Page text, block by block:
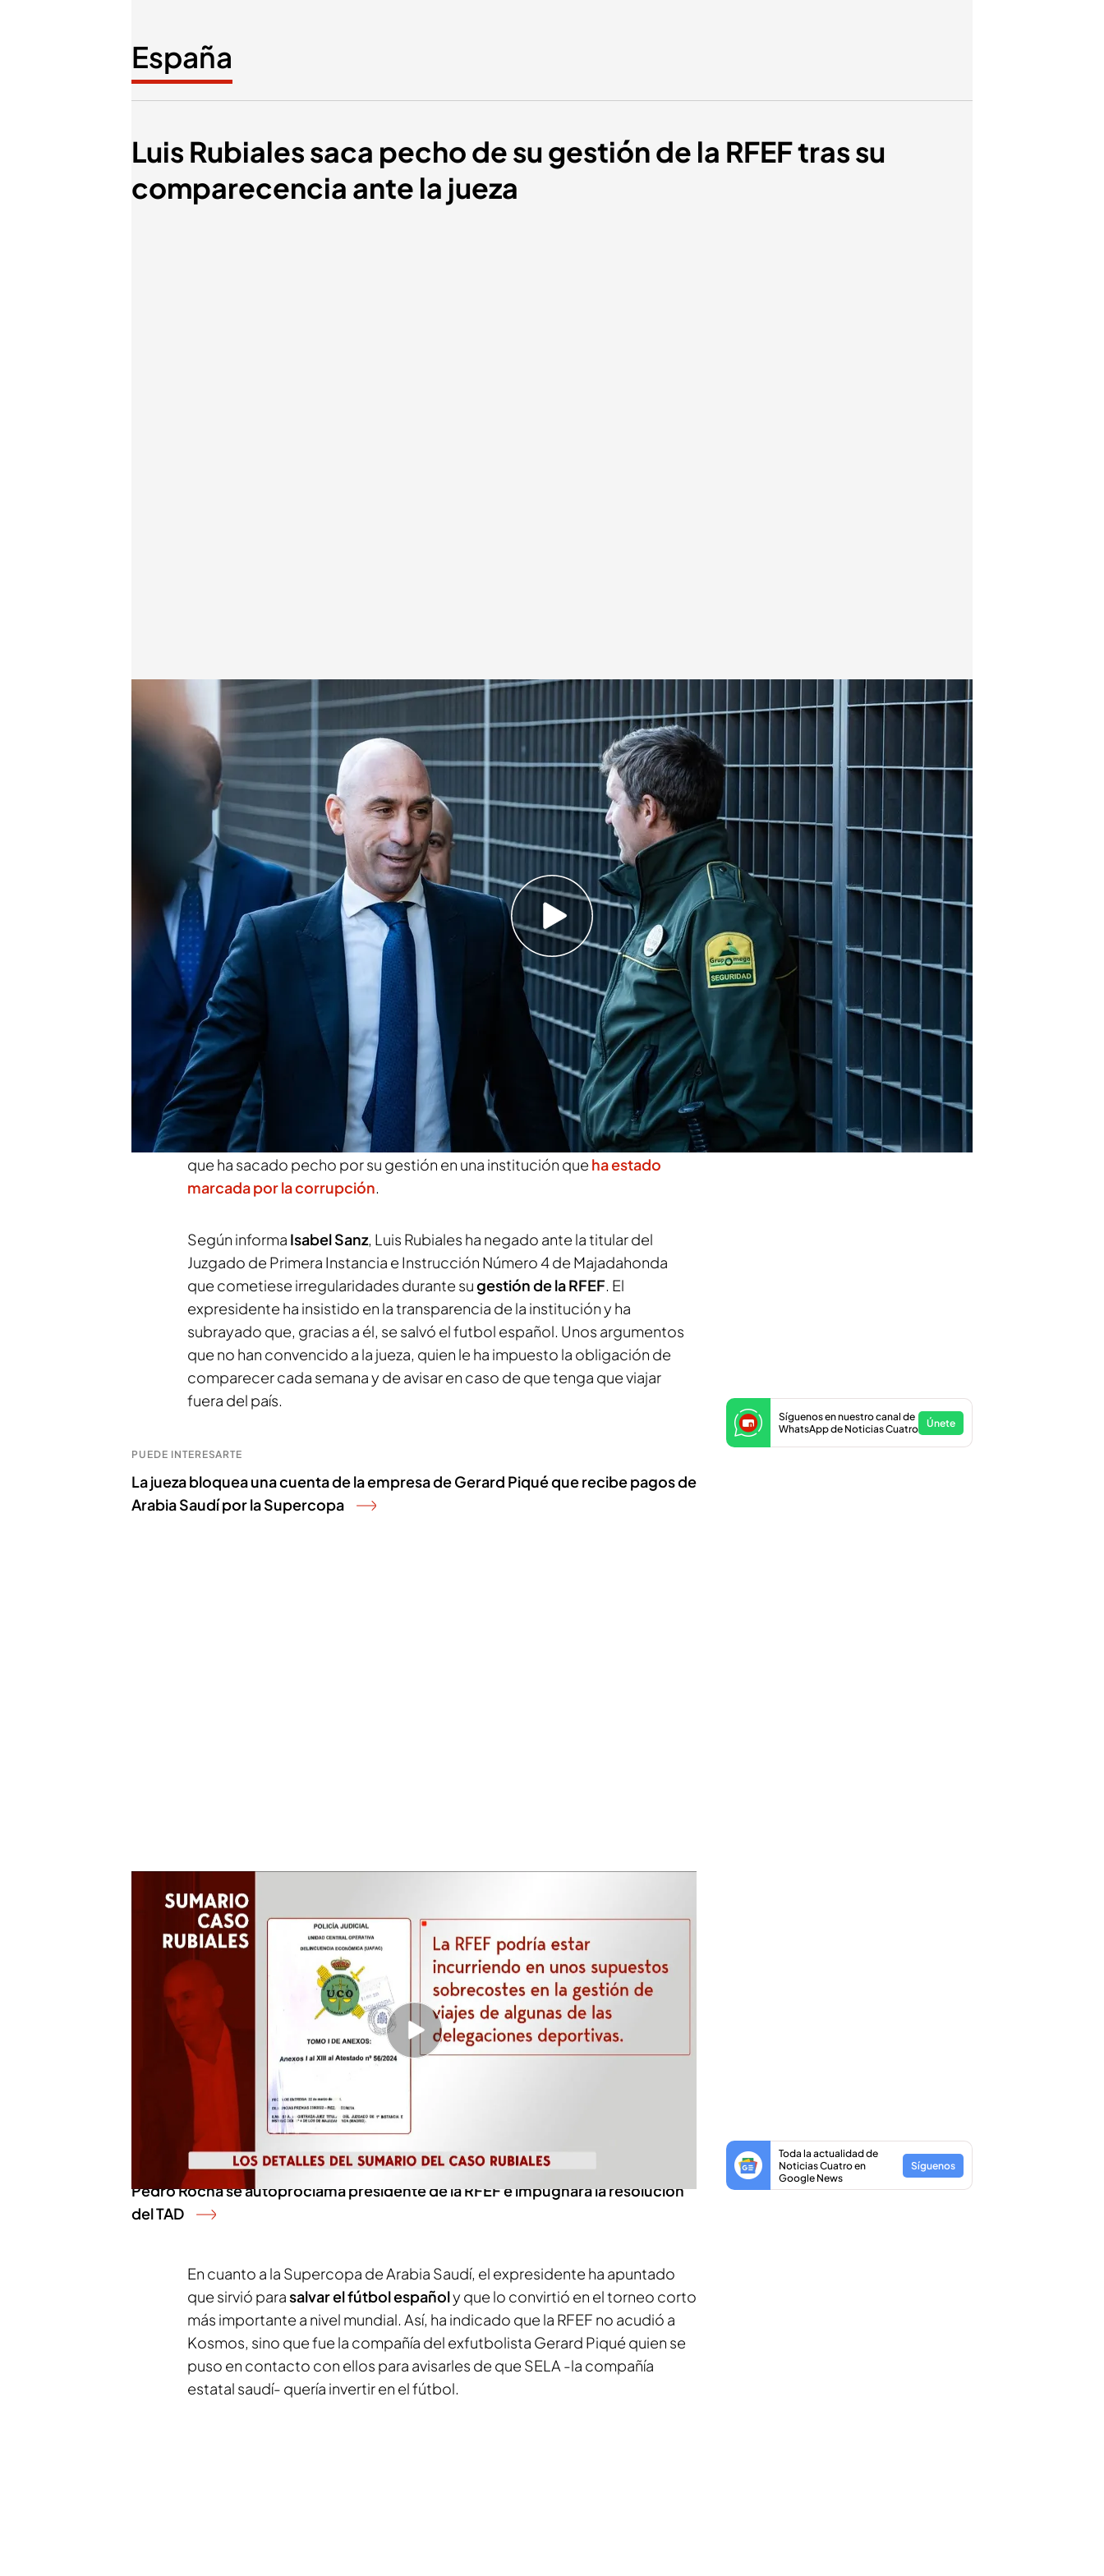
España
Luis Rubiales saca pecho de su gestión de la RFEF tras su
comparecencia ante la jueza
Luis Rubiales comparece ante la jueza durante cuatro horas
Redacción digital Noticias Cuatro Europa Press
29 ABR 2024 - 15:27h.
Luis Rubiales ha negado que cometiese irregularidades durante su
gestión de la RFEF
El expresidente ha apuntado que la Supercopa de Arabia Saudí sirvió
para salvar el fútbol español
Pedro Rocha, de testigo a imputado en el caso Rubiales: ¿seguirá
siendo candidato a presidir la RFEF?
Compartir
El expresidente de la Real Federación Española de Fútbol (RFEF),Luis
Rubiales
,ha comparecidoante la jueza
por la trama de corrupción que
ocurrió durante su gestión de la Federación y en la que
la UCO ha
señalado que hubo mordidas
. Fuentes presentes en la sala han
asegurado que el exdirigente de Motril no se ha limitado a defenderse y
que ha sacado pecho por su gestión en una institución que ha estado
marcada por la corrupción.
Según informa Isabel Sanz, Luis Rubiales ha negado ante la titular del
Juzgado de Primera Instancia e Instrucción Número 4 de Majadahonda
que cometiese irregularidades durante sugestión de la RFEF. El
expresidente ha insistido en la transparencia de la institución y ha
subrayado que, gracias a él, se salvó el futbol español. Unos argumentos
que no han convencido a la jueza, quien le ha impuesto la obligación de
comparecer cada semana y de avisar en caso de que tenga que viajar
fuera del país.
PUEDE INTERESARTE
La jueza bloquea una cuenta de la empresa de Gerard Piqué que recibe pagos de
Arabia Saudí por la Supercopa
Luis Rubiales se defiende ante la jueza con un tono chulesco
Luis Rubiales ha comparecido ante la jueza Delia Rodrigo, quien le
investiga por su gestión como presidente de la RFEF entre 2018 y 2023. El
foco continúa puesto en el traslado de la Supercopa a Arabia Saudí y el
supuesto desvío de fondos e irregularidades asociadas a contratos.
Durante las cuatro horas que ha durado la comparecencia, Rubiales
hecho hincapiéen su gran gestión y se ha defendido con un tono
chulesco en más de una ocasión, tal y como cuentan las fuentes
consultadas.
PUEDE INTERESARTE
Pedro Rocha se autoproclama presidente de la RFEF e impugnará la resolución
del TAD
En cuanto a la Supercopa de Arabia Saudí, el expresidente ha apuntado
que sirvió parasalvar el fútbol españoly que lo convirtió en el torneo corto
más importante a nivel mundial. Así, ha indicado que la RFEF no acudió a
Kosmos, sino que fue la compañía del exfutbolista Gerard Piqué quien se
puso en contacto con ellos para avisarles de que SELA -la compañía
estatal saudí- quería invertir en el fútbol.
Síguenos en nuestro canal de
WhatsApp de Noticias Cuatro
Únete
Toda la actualidad de
Noticias Cuatro en
Google News
Síguenos